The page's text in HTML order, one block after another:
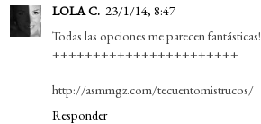
LOLA C. 23/1/14, 8:47
Todas las opciones me parecen fantásticas!
+++++++++++++++++++++++
http://asmmgz.com/tecuentomistrucos/
Responder